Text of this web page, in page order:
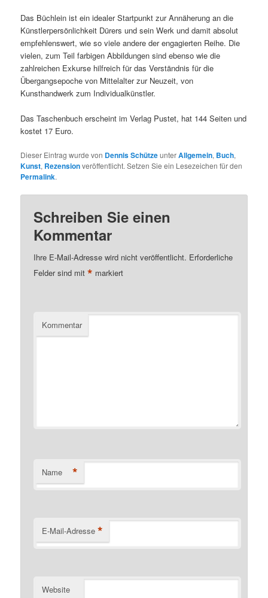
Das Büchlein ist ein idealer Startpunkt zur Annäherung an die
Künstlerpersönlichkeit Dürers und sein Werk und damit absolut
empfehlenswert, wie so viele andere der engagierten Reihe. Die
vielen, zum Teil farbigen Abbildungen sind ebenso wie die
zahlreichen Exkurse hilfreich für das Verständnis für die
Übergangsepoche von Mittelalter zur Neuzeit, von
Kunsthandwerk zum Individualkünstler.
Das Taschenbuch erscheint im Verlag Pustet, hat 144 Seiten und
kostet 17 Euro.
Dieser Eintrag wurde von Dennis SchützeunterAllgemein, Buch,
Kunst, Rezensionveröffentlicht. Setzen Sie ein Lesezeichen für den
Permalink.
Schreiben Sie einen
Kommentar
Ihre E-Mail-Adresse wird nicht veröffentlicht. Erforderliche
Felder sind mit* markiert
Kommentar
Name *
E-Mail-Adresse *
Website